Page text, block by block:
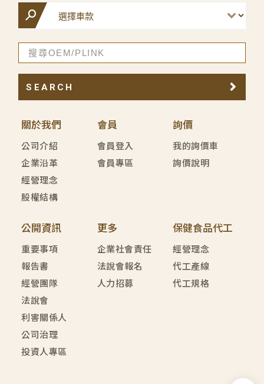
關於我們
公司介紹
企業沿革
經營理念
股權結構
會員
會員登入
會員專區
詢價
我的詢價車
詢價說明
公開資訊
重要事項
報告書
經營團隊
法說會
利害關係人
公司治理
投資人專區
更多
企業社會責任
法說會報名
人力招募
保健食品代工
經營理念
代工產線
代工規格
SEARCH